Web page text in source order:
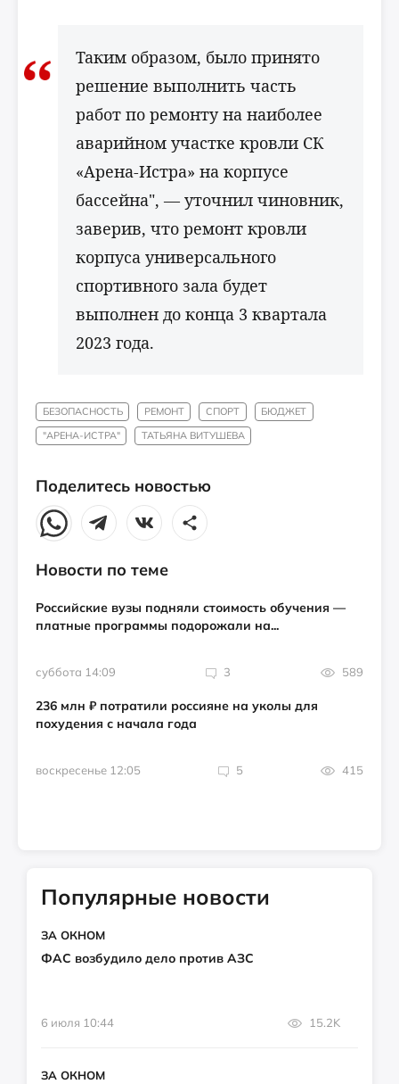
Таким образом, было принято
решение выполнить часть
работ по ремонту на наиболее
аварийном участке кровли СК
«Арена-Истра» на корпусе
бассейна", — уточнил чиновник,
заверив, что ремонт кровли
корпуса универсального
спортивного зала будет
выполнен до конца 3 квартала
2023 года.
БЕЗОПАСНОСТЬ РЕМОНТ СПОРТ
БЮДЖЕТ
"АРЕНА-ИСТРА"
ТАТЬЯНА ВИТУШЕВА
Поделитесь новостью
Новости по теме
Российские вузы подняли стоимость обучения —
платные программы подорожали на...
суббота 14:09 3 589
236 млн ₽ потратили россияне на уколы для
похудения с начала года
воскресенье 12:05 5 415
Популярные новости
ЗА ОКНОМ
ФАС возбудило дело против АЗС
6 июля 10:44 15.2K
ЗА ОКНОМ